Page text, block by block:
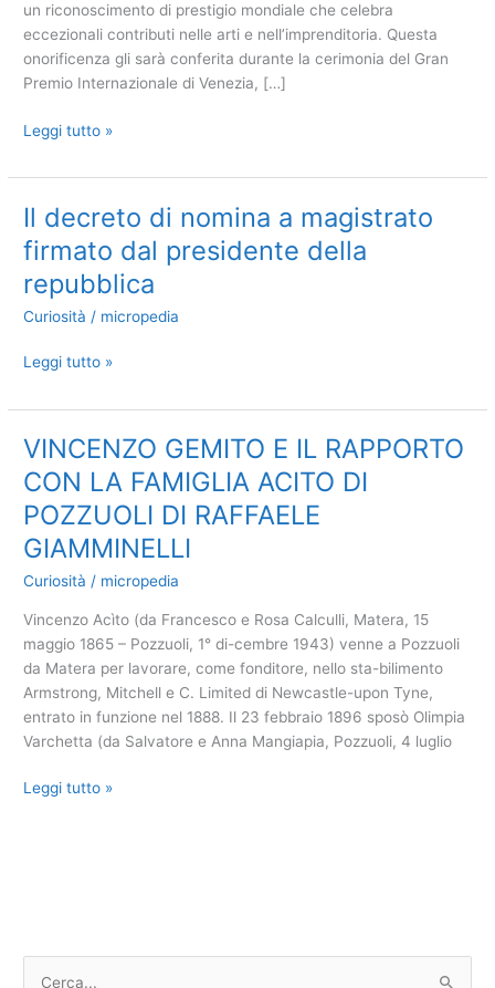
un riconoscimento di prestigio mondiale che celebra
eccezionali contributi nelle arti e nell’imprenditoria. Questa
onorificenza gli sarà conferita durante la cerimonia del Gran
Premio Internazionale di Venezia, […]
Amedeo
Riceverà
Prestigioso
Leone
d’Oro
per
Meriti
al
Internazionale
di
Venezia
2024
Leggi tutto »
Il decreto di nomina a magistrato
firmato dal presidente della
repubblica
Curiosità / micropedia
Il
di
a
magistrato
firmato
presidente
della
Leggi tutto »
VINCENZO GEMITO E IL RAPPORTO
CON LA FAMIGLIA ACITO DI
POZZUOLI DI RAFFAELE
GIAMMINELLI
Curiosità / micropedia
Vincenzo Acìto (da Francesco e Rosa Calculli, Matera, 15
maggio 1865 – Pozzuoli, 1° di-cembre 1943) venne a Pozzuoli
da Matera per lavorare, come fonditore, nello sta-bilimento
Armstrong, Mitchell e C. Limited di Newcastle-upon Tyne,
entrato in funzione nel 1888. Il 23 febbraio 1896 sposò Olimpia
Varchetta (da Salvatore e Anna Mangiapia, Pozzuoli, 4 luglio
VINCENZO
FAMIGLIA
ACITO
Leggi tutto »